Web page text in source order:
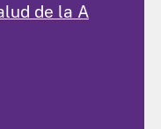
de la A